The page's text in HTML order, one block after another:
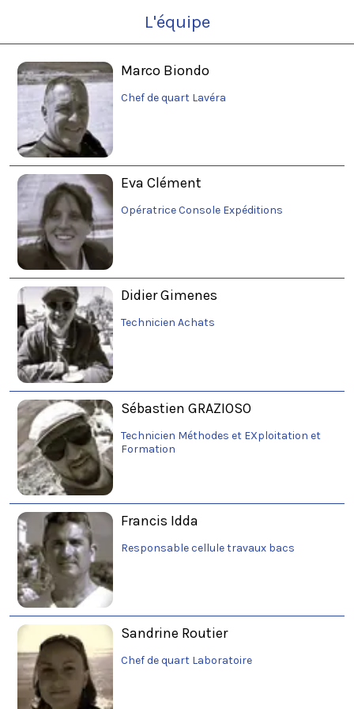
L'équipe
Marco Biondo
Chef de quart Lavéra
Eva Clément
Opératrice Console Expéditions
Didier Gimenes
Technicien Achats
Sébastien GRAZIOSO
Technicien Méthodes et EXploitation et
Formation
Francis Idda
Responsable cellule travaux bacs
Sandrine Routier
Chef de quart Laboratoire